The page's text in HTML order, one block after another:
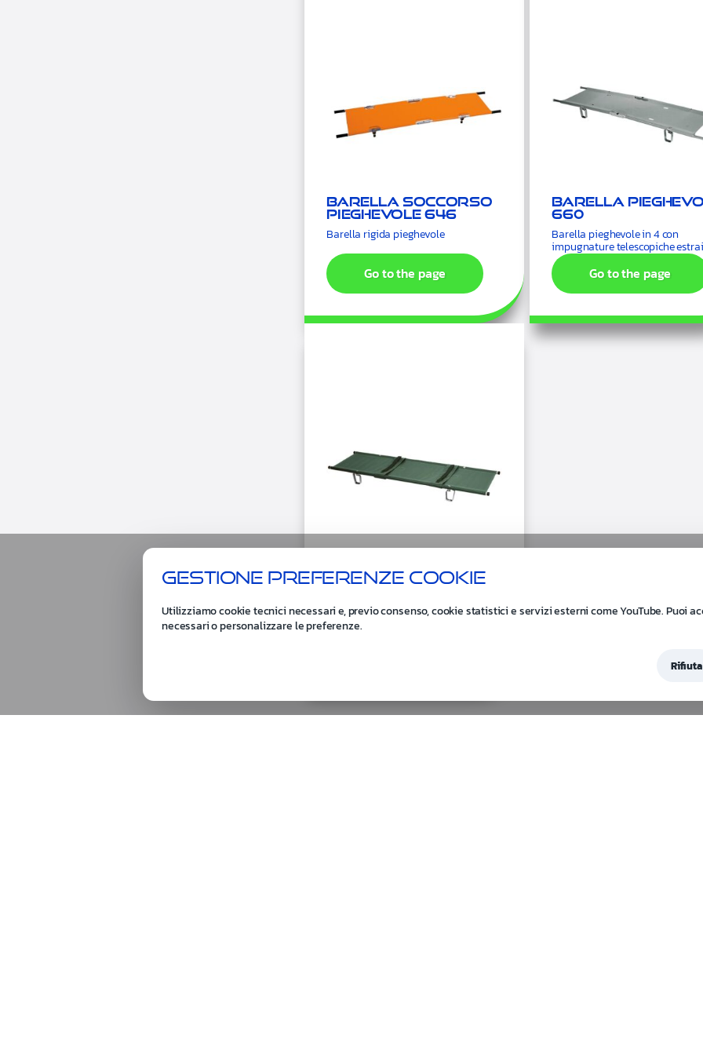
Barella soccorso
pieghevole 646
Barella rigida pieghevole
Go to the page
Barella
660
Barella pieghevole in 4 con
impugnature telescopiche
Go to the page
1550
verde
Gestione preferenze cookie
Utilizziamo cookie tecnici necessari e, previo consenso, cookie statistici e servizi esterni come YouTube. Puoi
necessari o personalizzare le preferenze.
Rifiuta